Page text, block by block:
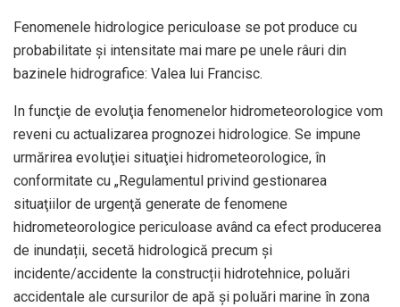
Fenomenele hidrologice periculoase se pot produce cu
probabilitate și intensitate mai mare pe unele râuri din
bazinele hidrografice: Valea lui Francisc.
In funcţie de evoluţia fenomenelor hidrometeorologice vom
reveni cu actualizarea prognozei hidrologice. Se impune
urmărirea evoluţiei situaţiei hidrometeorologice, în
conformitate cu „Regulamentul privind gestionarea
situaţiilor de urgenţă generate de fenomene
hidrometeorologice periculoase având ca efect producerea
de inundații, secetă hidrologică precum și
incidente/accidente la construcții hidrotehnice, poluări
accidentale ale cursurilor de apă și poluări marine în zona